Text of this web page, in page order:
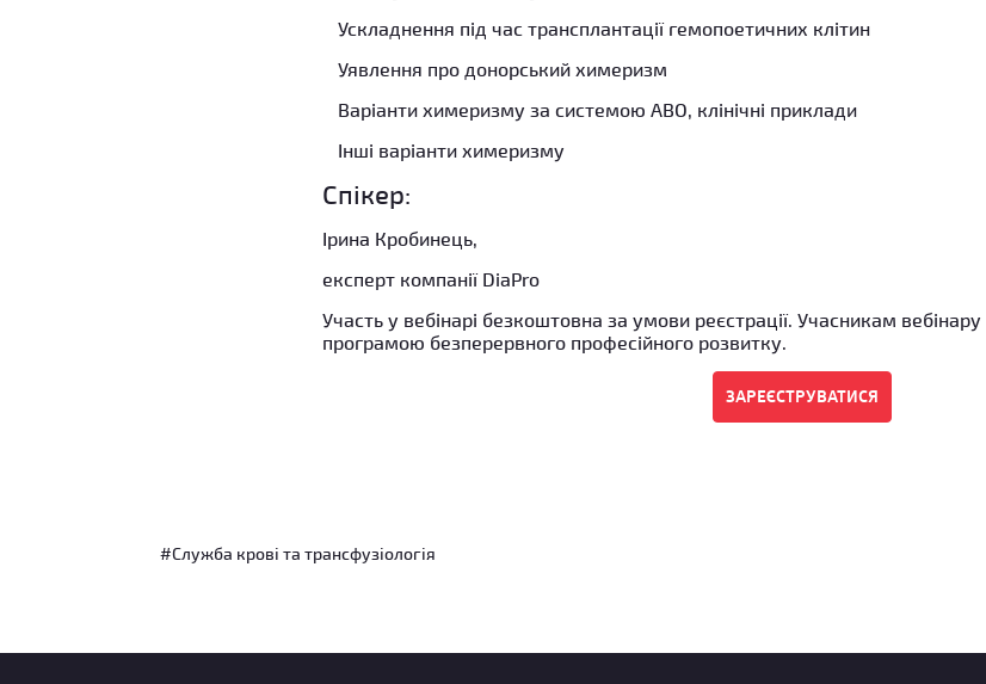
Ускладнення під час трансплантації гемопоетичних клітин
Уявлення про донорський химеризм
Варіанти химеризму за системою АВО, клінічні приклади
Інші варіанти химеризму
Спікер:
Ірина Кробинець,
експерт компанії DiaPro
Участь у вебінарі безкоштовна за умови реєстрації. Учасникам
програмою безперервного професійного розвитку.
#Служба крові та трансфузіологія